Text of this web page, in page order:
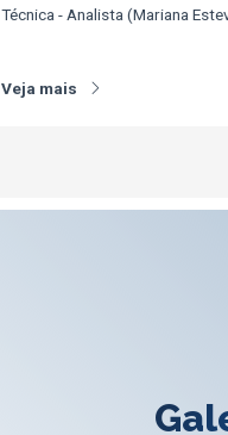
Técnica - Analista (Mariana
Veja mais